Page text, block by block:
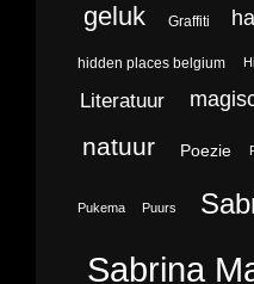
geluk Graffiti
hidden places belgium
Literatuur
natuur Poezie
Pukema Puurs
Sabrina